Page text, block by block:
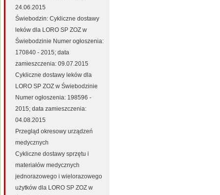
24.06.2015
Świebodzin: Cykliczne dostawy
leków dla LORO SP ZOZ w
Świebodzinie Numer ogłoszenia:
170840 - 2015; data
zamieszczenia: 09.07.2015
Cykliczne dostawy leków dla
LORO SP ZOZ w Świebodzinie
Numer ogłoszenia: 198596 -
2015; data zamieszczenia:
04.08.2015
Przegląd okresowy urządzeń
medycznych
Cykliczne dostawy sprzętu i
materiałów medycznych
jednorazowego i wielorazowego
użytków dla LORO SP ZOZ w